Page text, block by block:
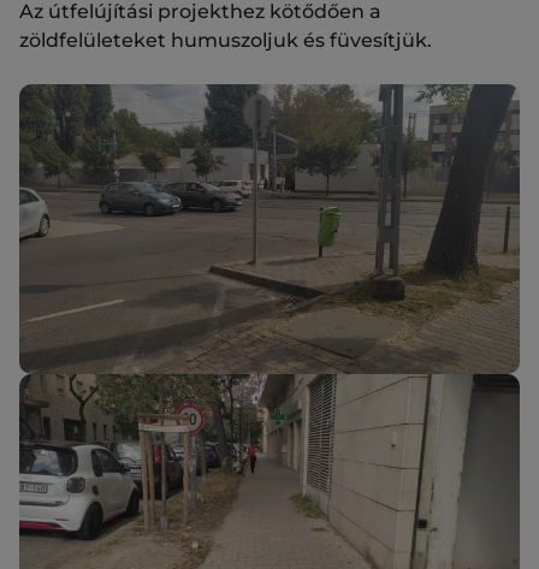
Az útfelújítási projekthez kötődően a
zöldfelületeket humuszoljuk és füvesítjük.